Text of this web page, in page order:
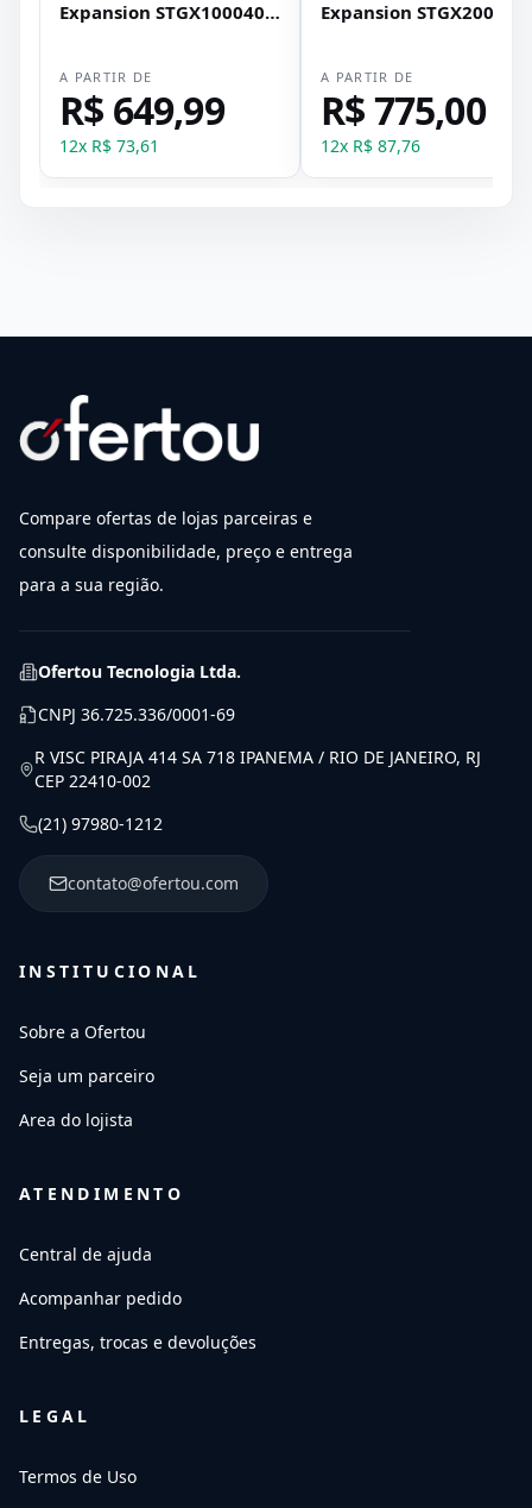
Expansion STGX1000400
A PARTIR DE
R$ 649,99
12x R$ 73,61
Expansion
A PARTIR DE
R$ 775,00
12x R$ 87,76
Compare ofertas de lojas parceiras e
consulte disponibilidade, preço e entrega
para a sua região.
Ofertou Tecnologia Ltda.
CNPJ 36.725.336/0001-69
R VISC PIRAJA 414 SA 718 IPANEMA / RIO DE JANEIRO, RJ
CEP 22410-002
(21) 97980-1212
contato@ofertou.com
INSTITUCIONAL
Sobre a Ofertou
Seja um parceiro
Area do lojista
ATENDIMENTO
Central de ajuda
Acompanhar pedido
Entregas, trocas e devoluções
LEGAL
Termos de Uso